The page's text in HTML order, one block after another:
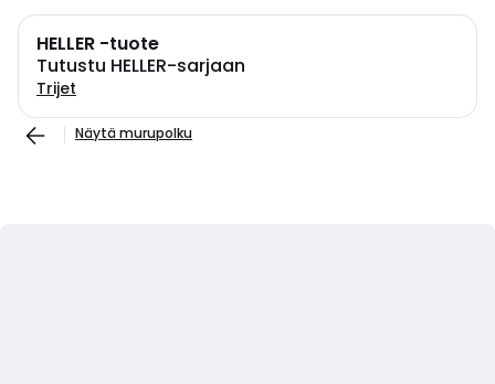
HELLER -tuote
Tutustu HELLER-sarjaan
Trijet
Näytä murupolku